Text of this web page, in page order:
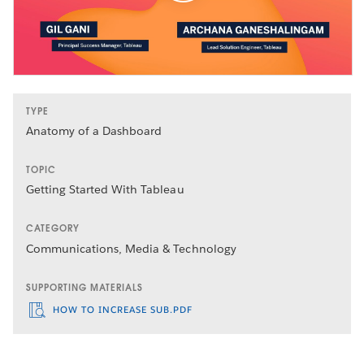
TYPE
Anatomy of a Dashboard
TOPIC
Getting Started With Tableau
CATEGORY
Communications, Media & Technology
SUPPORTING MATERIALS
HOW TO INCREASE SUB.PDF